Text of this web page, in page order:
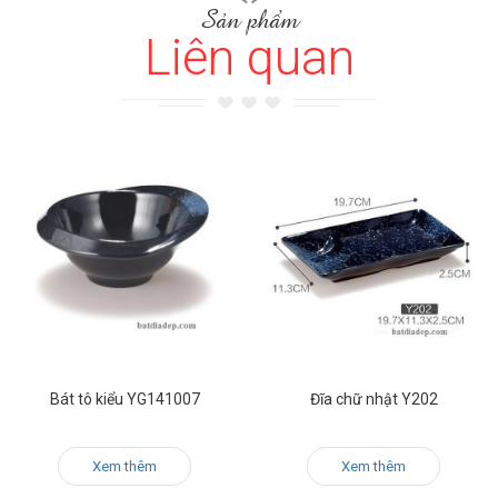
Sản phẩm
Liên quan
Bát tô kiểu YG141007
Xem thêm
Đĩa chữ nhật Y202
Xem thêm